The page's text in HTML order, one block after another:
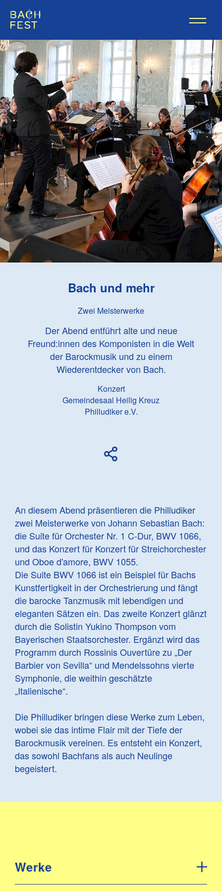
Bach und mehr
Zwei Meisterwerke
Der Abend entführt alte und neue
Freund:innen des Komponisten in die Welt
der Barockmusik und zu einem
Wiederentdecker von Bach.
Konzert
Gemeindesaal Heilig Kreuz
Philludiker e.V.
An diesem Abend präsentieren die Philludiker
zwei Meisterwerke von Johann Sebastian Bach:
die Suite für Orchester Nr. 1 C-Dur, BWV 1066,
und das Konzert für Konzert für Streichorchester
und Oboe d'amore, BWV 1055.
Die Suite BWV 1066 ist ein Beispiel für Bachs
Kunstfertigkeit in der Orchestrierung und fängt
die barocke Tanzmusik mit lebendigen und
eleganten Sätzen ein. Das zweite Konzert glänzt
durch die Solistin Yukino Thompson vom
Bayerischen Staatsorchester. Ergänzt wird das
Programm durch Rossinis Ouvertüre zu „Der
Barbier von Sevilla“ und Mendelssohns vierte
Symphonie, die weithin geschätzte
„Italienische“.
Die Philludiker bringen diese Werke zum Leben,
wobei sie das intime Flair mit der Tiefe der
Barockmusik vereinen. Es entsteht ein Konzert,
das sowohl Bachfans als auch Neulinge
begeistert.
Werke